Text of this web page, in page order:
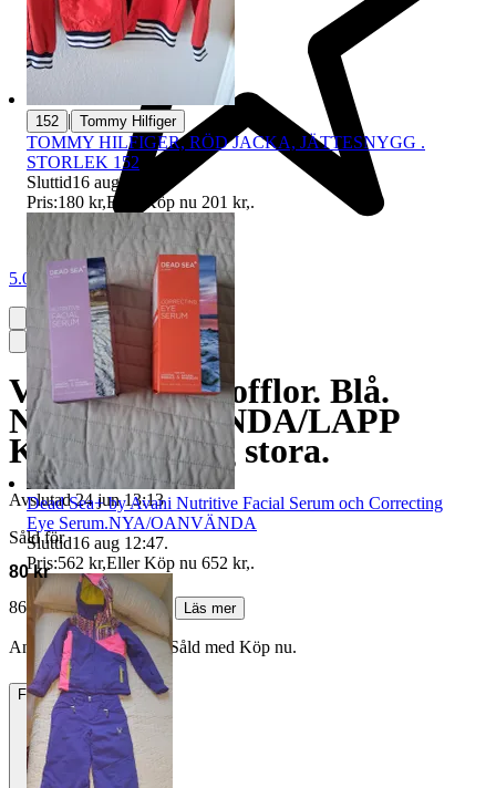
5.0
Varma sköna tofflor. Blå.
NYA/OANVÄNDA/LAPP
KVAR. Rymlig stora.
Avslutad 24 jun 13:13
Såld för
80 kr
86 kr med köparskydd.
Läs mer
Annonsen är avslutad. Såld med Köp nu.
FraktFrån 49 kr
152 | Tommy Hilfiger
TOMMY HILFIGER, RÖD JACKA, JÄTTESNYGG .
STORLEK 152
Sluttid16 aug 12:39
Pris:180 kr,Eller Köp nu 201 kr,.
Dead Sea+ by Avani Nutritive Facial Serum och Correcting
Eye Serum.NYA/OANVÄNDA
Sluttid16 aug 12:47.
Pris:562 kr,Eller Köp nu 652 kr,.